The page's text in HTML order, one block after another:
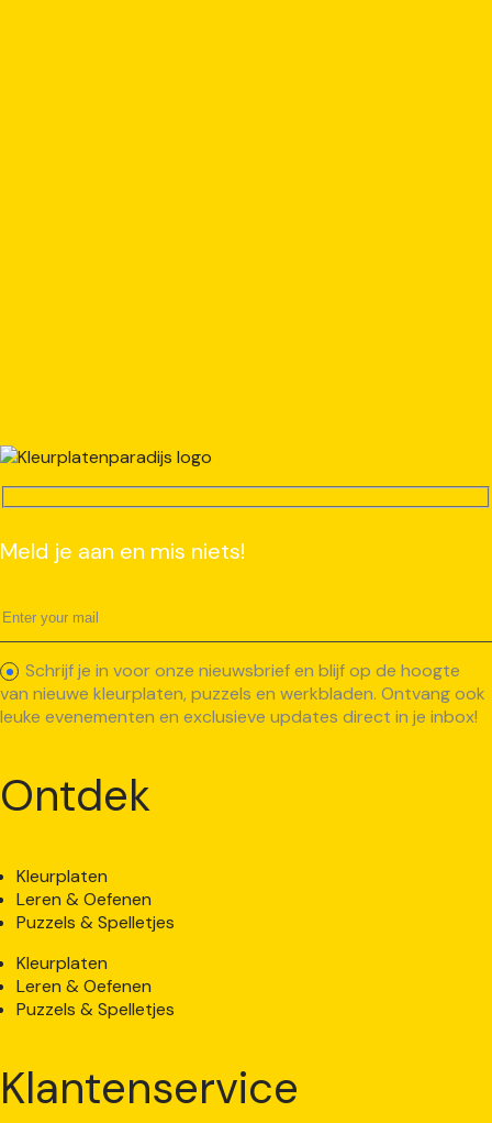
Meld je aan en mis niets!
Schrijf je in voor onze nieuwsbrief en blijf op de hoogte
van nieuwe kleurplaten, puzzels en werkbladen. Ontvang ook
leuke evenementen en exclusieve updates direct in je inbox!
Ontdek
Kleurplaten
Leren & Oefenen
Puzzels & Spelletjes
Kleurplaten
Leren & Oefenen
Puzzels & Spelletjes
Klantenservice